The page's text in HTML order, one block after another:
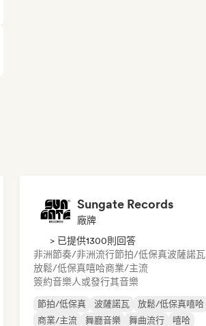
Sungate Records
廠牌
> 已提供1300則回答
非洲節奏/非洲流行節拍/低保真波薩諾瓦
放鬆/低保真嘻哈商業/主流
簽約音樂人或發行其音樂
節拍/低保真 波薩諾瓦
放鬆/低保真嘻哈
商業/主流
舞廳音樂 舞曲流行
嘻哈